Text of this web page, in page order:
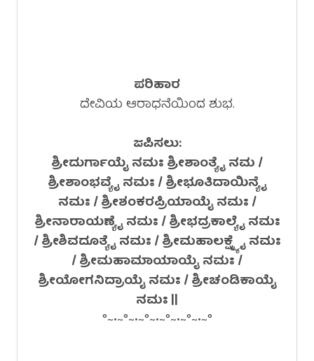
ಪರಿಹಾರ
ದೇವಿಯ ಆರಾಧನೆಯಿಂದ ಶುಭ.
ಜಪಿಸಲು:
ಶ್ರೀದುರ್ಗಾಯೈ ನಮಃ ಶ್ರೀಶಾಂತ್ಯೈ ನಮ /
ಶ್ರೀಶಾಂಭವ್ಯೈ ನಮಃ / ಶ್ರೀಭೂತಿದಾಯಿನ್ಯೈ
ನಮಃ / ಶ್ರೀಶಂಕರಪ್ರಿಯಾಯೈ ನಮಃ /
ಶ್ರೀನಾರಾಯಣ್ಯೈ ನಮಃ / ಶ್ರೀಭದ್ರಕಾಲ್ಯೈ ನಮಃ
/ ಶ್ರೀಶಿವದೂತ್ಯೈ ನಮಃ / ಶ್ರೀಮಹಾಲಕ್ಷ್ಮ್ಯೈ ನಮಃ
/ ಶ್ರೀಮಹಾಮಾಯಾಯೈ ನಮಃ /
ಶ್ರೀಯೋಗನಿದ್ರಾಯೈ ನಮಃ / ಶ್ರೀಚಂಡಿಕಾಯೈ
ನಮಃ ||
°~•~°~•~°~•~°~•~°~•~°